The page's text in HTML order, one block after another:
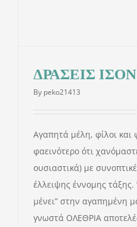
ΔΡΑΣΕΙΣ
By peko21413
Αγαπητά μέλη, φίλοι και
φαεινότερο ότι
ουσιαστικά) με
έλλειψης έννομης τάξης.
μένει” στην αγαπημένη
γνωστά ΟΛΕΘΡΙΑ